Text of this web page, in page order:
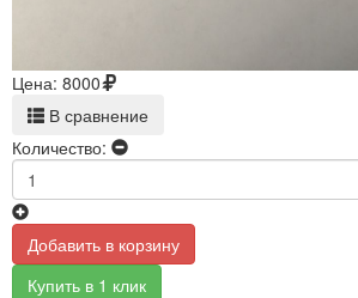
Цена: 8000
В сравнение
Количество:
Добавить в корзину
Купить в 1 клик